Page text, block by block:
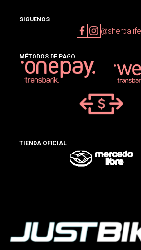
SIGUENOS
@sherpalife
MÉTODOS DE PAGO
TIENDA OFICIAL